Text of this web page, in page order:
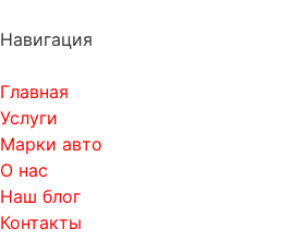
Навигация
Главная
Услуги
Марки авто
О нас
Наш блог
Контакты